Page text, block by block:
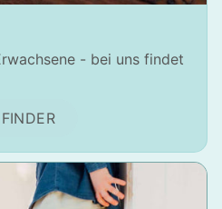
- bei uns findet